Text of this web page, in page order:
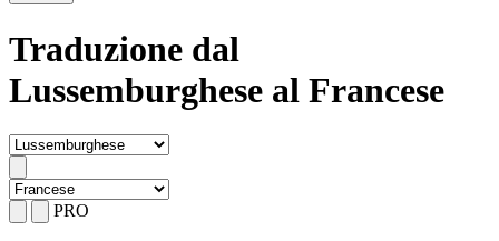
Traduzione dal
Lussemburghese al Francese
PRO